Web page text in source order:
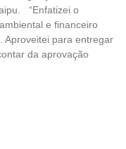
“Enfatizei o
e financeiro
Aproveitei para entregar
da aprovação